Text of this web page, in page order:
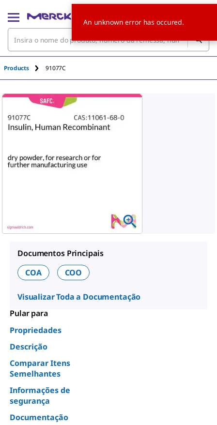
Products 91077C
Documentos Principais
COA
COO
Visualizar Toda a Documentação
Pular para
Propriedades
Descrição
Comparar Itens
Semelhantes
Informações de
segurança
Documentação
An unknown error has occured.